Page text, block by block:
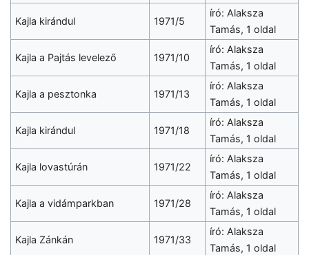
Kajla kirándul 1971/5
író: Alaksza
Tamás, 1 oldal
Kajla a Pajtás levelező 1971/10
író: Alaksza
Tamás, 1 oldal
Kajla a pesztonka 1971/13
író: Alaksza
Tamás, 1 oldal
Kajla kirándul 1971/18
író: Alaksza
Tamás, 1 oldal
Kajla lovastúrán 1971/22
író: Alaksza
Tamás, 1 oldal
Kajla a vidámparkban 1971/28
író: Alaksza
Tamás, 1 oldal
Kajla Zánkán 1971/33
író: Alaksza
Tamás, 1 oldal